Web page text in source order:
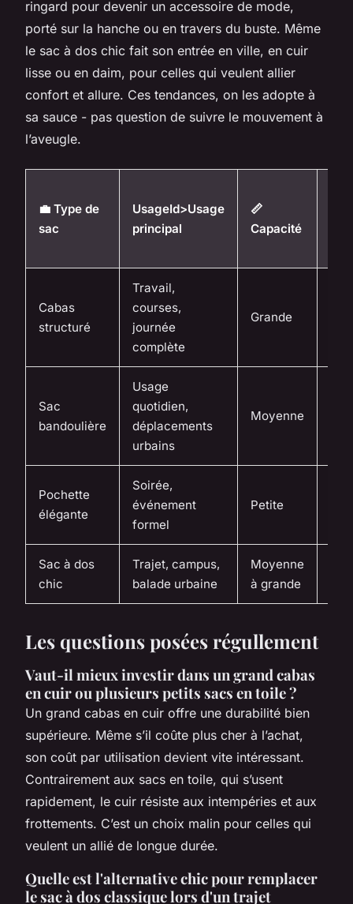
ringard pour devenir un accessoire de mode,
porté sur la hanche ou en travers du buste. Même
le sac à dos chic fait son entrée en ville, en cuir
lisse ou en daim, pour celles qui veulent allier
confort et allure. Ces tendances, on les adopte à
sa sauce - pas question de suivre le mouvement à
l’aveugle.
💼 Type de
sac
UsageId>Usage
principal
📏
Capacité
Cabas
structuré
Travail,
courses,
journée
complète
Grande
Sac
bandoulière
Usage
quotidien,
déplacements
urbains
Moyenne
Pochette
élégante
Soirée,
événement
formel
Petite
Sac à dos
chic
Trajet, campus,
balade urbaine
Moyenne
à grande
Les questions posées régullement
Vaut-il mieux investir dans un grand cabas
en cuir ou plusieurs petits sacs en toile ?
Un grand cabas en cuir offre une durabilité bien
supérieure. Même s’il coûte plus cher à l’achat,
son coût par utilisation devient vite intéressant.
Contrairement aux sacs en toile, qui s’usent
rapidement, le cuir résiste aux intempéries et aux
frottements. C’est un choix malin pour celles qui
veulent un allié de longue durée.
Quelle est l'alternative chic pour remplacer
le sac à dos classique lors d'un trajet